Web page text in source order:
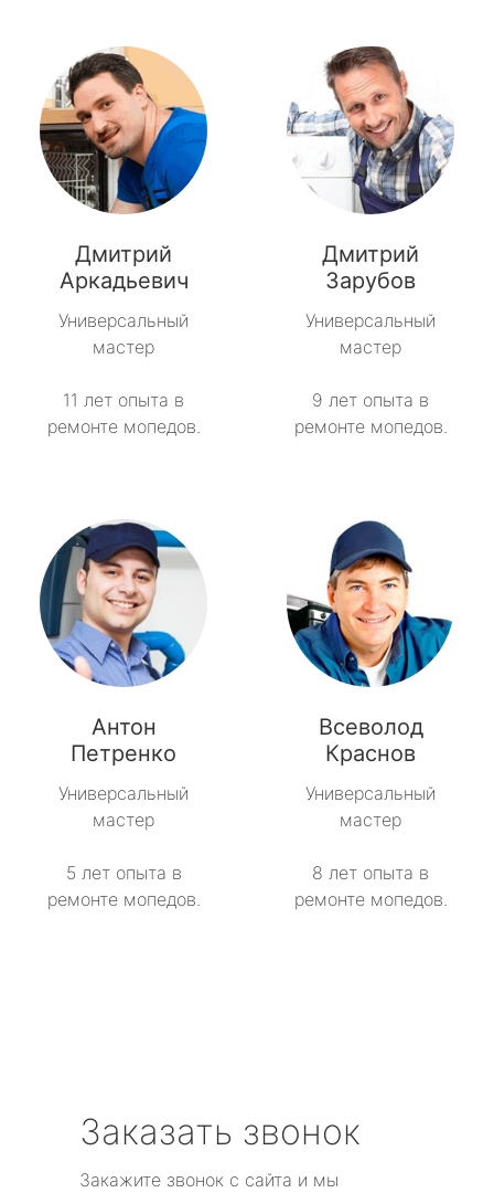
Дмитрий
Аркадьевич
Универсальный
мастер
11 лет опыта в
ремонте мопедов.
Дмитрий
Зарубов
Универсальный
мастер
9 лет опыта в
ремонте мопедов.
Антон
Петренко
Универсальный
мастер
5 лет опыта в
ремонте мопедов.
Всеволод
Краснов
Универсальный
мастер
8 лет опыта в
ремонте мопедов.
Заказать звонок
Закажите звонок с сайта и мы